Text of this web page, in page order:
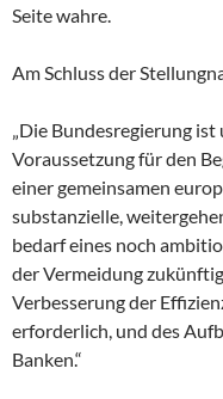
Seite wahre.
Am Schluss der
„Die Bundesregierung
Voraussetzung für den
einer gemeinsamen
substanzielle,
bedarf eines noch
der Vermeidung
Verbesserung der
erforderlich, und des
Banken.“